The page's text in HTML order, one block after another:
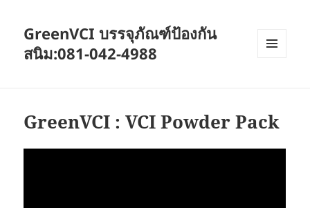
GreenVCI บรรจุภัณฑ์ป้องกัน
สนิม:081-042-4988
GreenVCI : VCI Powder Pack